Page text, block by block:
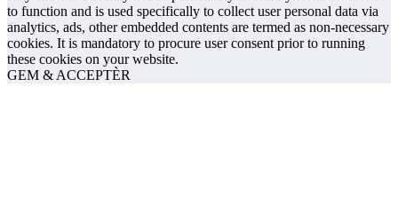
to function and is used specifically to collect user personal data via
analytics, ads, other embedded contents are termed as non-necessary
cookies. It is mandatory to procure user consent prior to running
these cookies on your website.
GEM & ACCEPTÈR